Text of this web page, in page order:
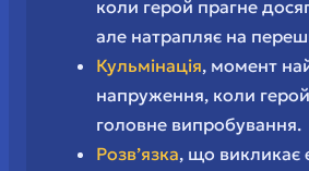
коли герой прагне
але натрапляє на
Кульмінація, момент
напруження, коли
головне випробування.
Розв’язка, що викликає